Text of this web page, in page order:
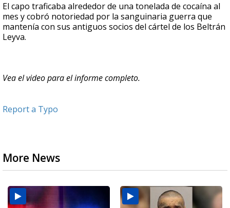
El capo traficaba alrededor de una tonelada de cocaína al
mes y cobró notoriedad por la sanguinaria guerra que
mantenía con sus antiguos socios del cártel de los Beltrán
Leyva.
Vea el video para el informe completo.
Report a Typo
More News